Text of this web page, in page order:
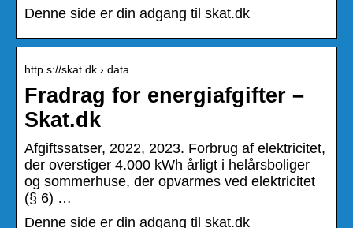
Denne side er din adgang til skat.dk
http s://skat.dk › data
Fradrag for energiafgifter –
Skat.dk
Afgiftssatser, 2022, 2023. Forbrug af elektricitet,
der overstiger 4.000 kWh årligt i helårsboliger
og sommerhuse, der opvarmes ved elektricitet
(§ 6) …
Denne side er din adgang til skat.dk